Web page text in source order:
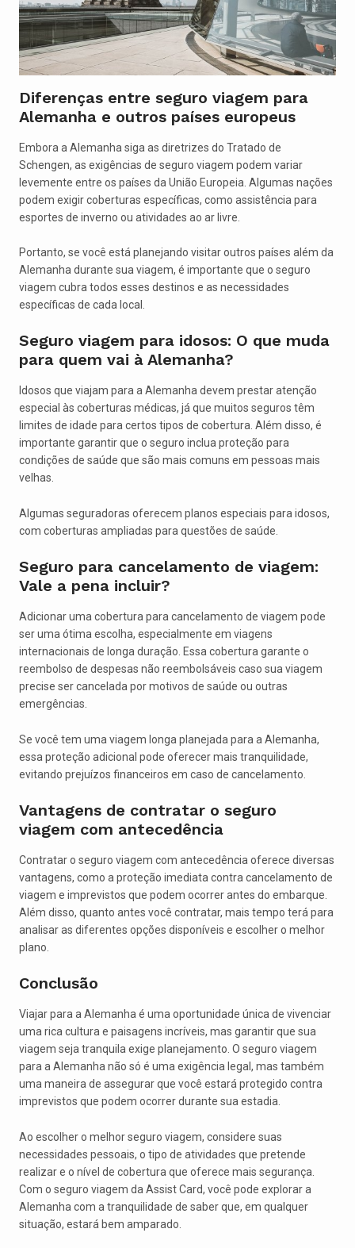
Diferenças entre seguro viagem para
Alemanha e outros países europeus
Embora a Alemanha siga as diretrizes do Tratado de
Schengen, as exigências de seguro viagem podem variar
levemente entre os países da União Europeia. Algumas nações
podem exigir coberturas específicas, como assistência para
esportes de inverno ou atividades ao ar livre.
Portanto, se você está planejando visitar outros países além da
Alemanha durante sua viagem, é importante que o seguro
viagem cubra todos esses destinos e as necessidades
específicas de cada local.
Seguro viagem para idosos: O que muda
para quem vai à Alemanha?
Idosos que viajam para a Alemanha devem prestar atenção
especial às coberturas médicas, já que muitos seguros têm
limites de idade para certos tipos de cobertura. Além disso, é
importante garantir que o seguro inclua proteção para
condições de saúde que são mais comuns em pessoas mais
velhas.
Algumas seguradoras oferecem planos especiais para idosos,
com coberturas ampliadas para questões de saúde.
Seguro para cancelamento de viagem:
Vale a pena incluir?
Adicionar uma cobertura para cancelamento de viagem pode
ser uma ótima escolha, especialmente em viagens
internacionais de longa duração. Essa cobertura garante o
reembolso de despesas não reembolsáveis caso sua viagem
precise ser cancelada por motivos de saúde ou outras
emergências.
Se você tem uma viagem longa planejada para a Alemanha,
essa proteção adicional pode oferecer mais tranquilidade,
evitando prejuízos financeiros em caso de cancelamento.
Vantagens de contratar o seguro
viagem com antecedência
Contratar o seguro viagem com antecedência oferece diversas
vantagens, como a proteção imediata contra cancelamento de
viagem e imprevistos que podem ocorrer antes do embarque.
Além disso, quanto antes você contratar, mais tempo terá para
analisar as diferentes opções disponíveis e escolher o melhor
plano.
Conclusão
Viajar para a Alemanha é uma oportunidade única de vivenciar
uma rica cultura e paisagens incríveis, mas garantir que sua
viagem seja tranquila exige planejamento. O seguro viagem
para a Alemanha não só é uma exigência legal, mas também
uma maneira de assegurar que você estará protegido contra
imprevistos que podem ocorrer durante sua estadia.
Ao escolher o melhor seguro viagem, considere suas
necessidades pessoais, o tipo de atividades que pretende
realizar e o nível de cobertura que oferece mais segurança.
Com o seguro viagem da Assist Card, você pode explorar a
Alemanha com a tranquilidade de saber que, em qualquer
situação, estará bem amparado.